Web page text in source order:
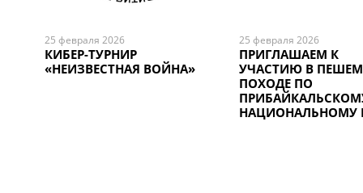
25 февраля 2026
КИБЕР-ТУРНИР
«НЕИЗВЕСТНАЯ ВОЙНА»
25 февраля 2026
ПРИГЛАШАЕМ К
УЧАСТИЮ В ПЕШЕМ
ПОХОДЕ ПО
НАЦИОНАЛЬНОМУ